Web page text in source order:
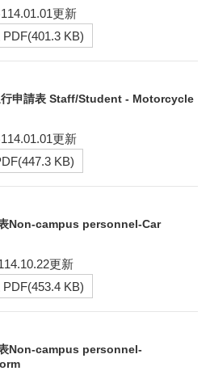
更新
PDF(401.3 KB)
申請表 Staff/Student - Motorcycle
更新
KB)
Non-campus personnel-Car
更新
PDF(453.4 KB)
Non-campus personnel-